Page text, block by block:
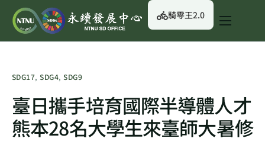
關於我們
永續資訊
校園綠生活
騎零王2.0
SDG17,SDG4,SDG9
臺日攜手培育國際半導體人才
熊本28名大學生來臺師大暑修